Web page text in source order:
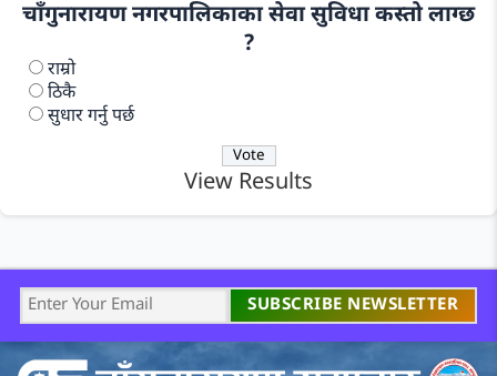
चाँगुनारायण नगरपालिकाका सेवा सुविधा कस्तो लाग्छ
?
राम्रो
ठिकै
सुधार गर्नु पर्छ
View Results